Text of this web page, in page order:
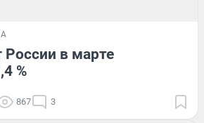
в марте
%
867 3